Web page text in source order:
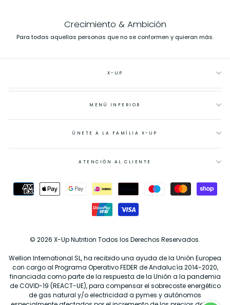
Crecimiento & Ambición
Para todas aquellas personas que no se conformen y quieran más.
X-UP
MENÚ INFERIOR
ÚNETE A LA FAMÍLIA X-UP
ATENCIÓN AL CLIENTE
© 2026 X-Up Nutrition Todos los Derechos Reservados.
Wellion International SL, ha recibido una ayuda de la Unión Europea
con cargo al Programa Operativo FEDER de Andalucía 2014-2020,
financiada como parte de la respuesta de la Unión a la pandemia
de COVID-19 (REACT-UE), para compensar el sobrecoste energético
de gas natural y/o electricidad a pymes y autónomos